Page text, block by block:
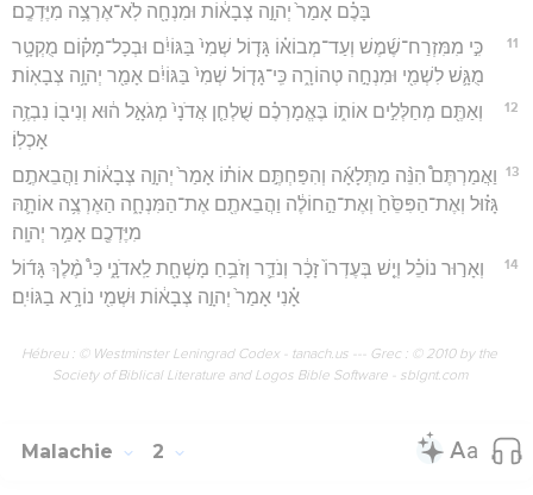
בָּכֶ֗ם אָמַר֙ יְהוָ֣ה צְבָא֔וֹת וּמִנְחָ֖ה לֹֽא־אֶרְצֶ֥ה מִיֶּדְכֶֽם׃
11
כִּ֣י מִמִּזְרַח־שֶׁ֜מֶשׁ וְעַד־מְבוֹא֗וֹ גָּד֤וֹל שְׁמִי֙ בַּגּוֹיִ֔ם וּבְכָל־מָק֗וֹם מֻקְטָ֥ר
מֻגָּ֛שׁ לִשְׁמִ֖י וּמִנְחָ֣ה טְהוֹרָ֑ה כִּֽי־גָד֤וֹל שְׁמִי֙ בַּגּוֹיִ֔ם אָמַ֖ר יְהוָ֥ה צְבָאֽוֹת׃
12
וְאַתֶּ֖ם מְחַלְּלִ֣ים אוֹת֑וֹ בֶּאֱמָרְכֶ֗ם שֻׁלְחַ֤ן אֲדֹנָי֙ מְגֹאָ֣ל ה֔וּא וְנִיב֖וֹ נִבְזֶ֥ה
אָכְלֽוֹ׃
13
וַאֲמַרְתֶּם֩ הִנֵּ֨ה מַתְּלָאָ֜ה וְהִפַּחְתֶּ֣ם אוֹת֗וֹ אָמַר֙ יְהוָ֣ה צְבָא֔וֹת וַהֲבֵאתֶ֣ם
גָּז֗וּל וְאֶת־הַפִּסֵּ֙חַ֙ וְאֶת־הַ֣חוֹלֶ֔ה וַהֲבֵאתֶ֖ם אֶת־הַמִּנְחָ֑ה הַאֶרְצֶ֥ה אוֹתָ֛הּ
מִיֶּדְכֶ֖ם אָמַ֥ר יְהוָֽה׃
14
וְאָר֣וּר נוֹכֵ֗ל וְיֵ֤שׁ בְּעֶדְרוֹ֙ זָכָ֔ר וְנֹדֵ֛ר וְזֹבֵ֥חַ מָשְׁחָ֖ת לַֽאדֹנָ֑י כִּי֩ מֶ֨לֶךְ גָּד֜וֹל
אָ֗נִי אָמַר֙ יְהוָ֣ה צְבָא֔וֹת וּשְׁמִ֖י נוֹרָ֥א בַגּוֹיִֽם׃
Hébreu : © Westminster Leningrad Codex - tanach.us --- Grec : © 2010 by the
Society of Biblical Literature and Logos Bible Software - sblgnt.com
Malachie 2